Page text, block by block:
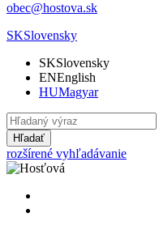
obec@hostova.sk
SKSlovensky
SKSlovensky
ENEnglish
HUMagyar
Hľadať
rozšírené vyhľadávanie